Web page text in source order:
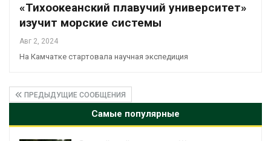
«Тихоокеанский плавучий университет»
изучит морские системы
Авг 2, 2024
На Камчатке стартовала научная экспедиция
ПРЕДЫДУЩИЕ СООБЩЕНИЯ
Самые популярные